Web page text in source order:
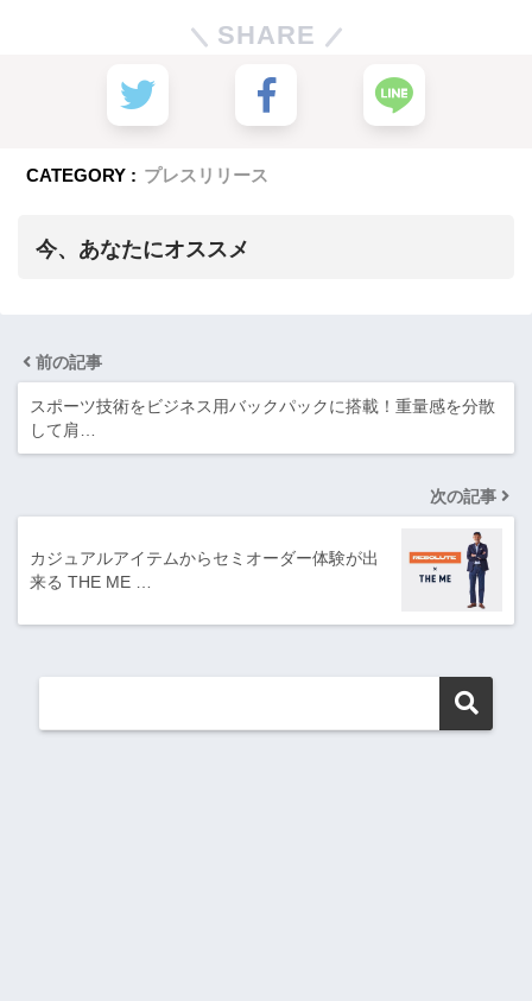
SHARE
CATEGORY : プレスリリース
今、あなたにオススメ
前の記事
スポーツ技術をビジネス用バックパックに搭載！重量感を分散
して肩…
次の記事
カジュアルアイテムからセミオーダー体験が出
来る THE ME …